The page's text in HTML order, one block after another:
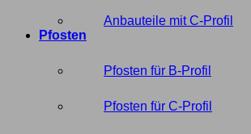
Anbauteile mit C-Profil
Pfosten
Pfosten für B-Profil
Pfosten für C-Profil